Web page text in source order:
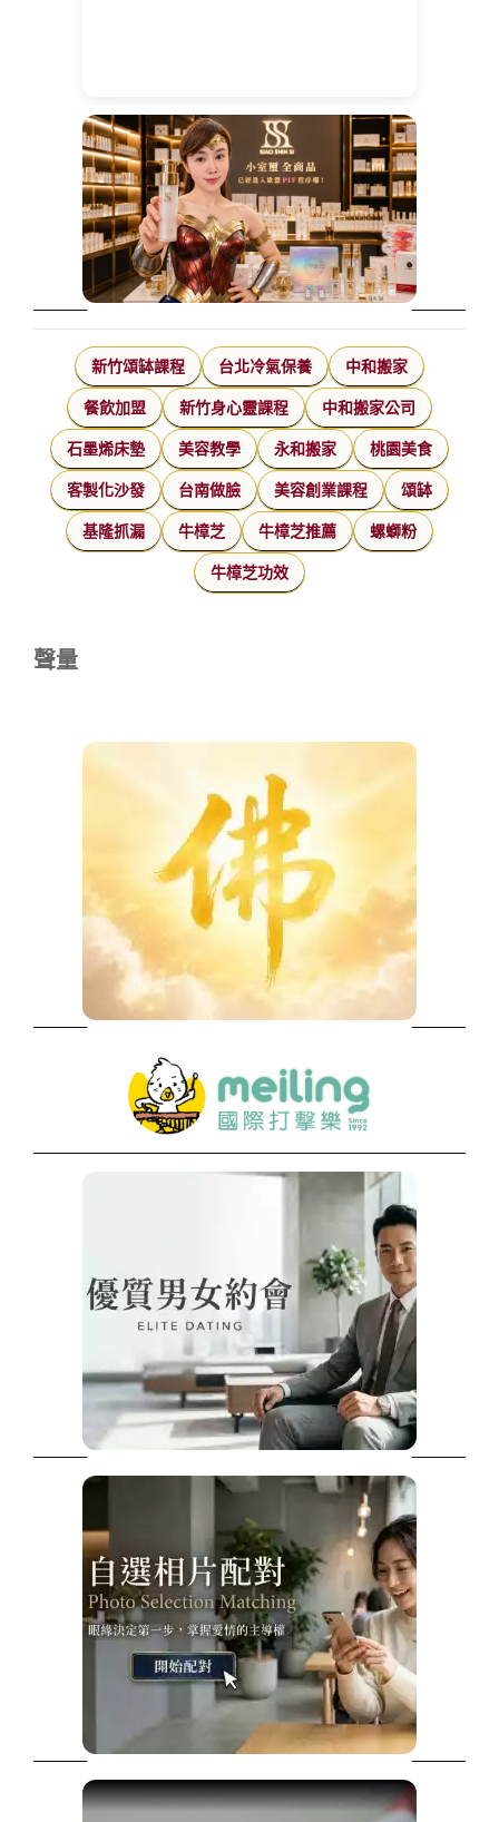
新竹頌缽課程 台北冷氣保養 中和搬家
餐飲加盟 新竹身心靈課程 中和搬家公司
石墨烯床墊 美容教學 永和搬家 桃園美食
客製化沙發 台南做臉 美容創業課程 頌缽
基隆抓漏 牛樟芝 牛樟芝推薦 螺螄粉
牛樟芝功效
聲量